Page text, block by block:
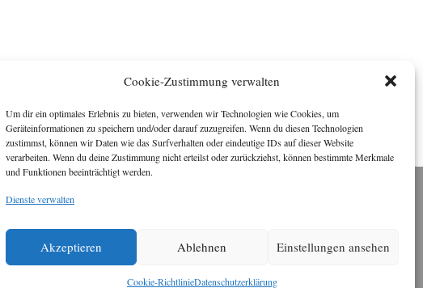
Cookie-Zustimmung verwalten
Um dir ein optimales Erlebnis zu bieten, verwenden wir Technologien wie Cookies, um
Geräteinformationen zu speichern und/oder darauf zuzugreifen. Wenn du diesen Technologien
zustimmst, können wir Daten wie das Surfverhalten oder eindeutige IDs auf dieser Website
verarbeiten. Wenn du deine Zustimmung nicht erteilst oder zurückziehst, können bestimmte Merkmale
und Funktionen beeinträchtigt werden.
Dienste verwalten
Akzeptieren Ablehnen Einstellungen ansehen
Cookie-RichtlinieDatenschutzerklärung
Diese Webseite stellt Inhalte der ersten zehn Jahre der
HafenCity Zeitung zur Verfügung. Die aktuelle